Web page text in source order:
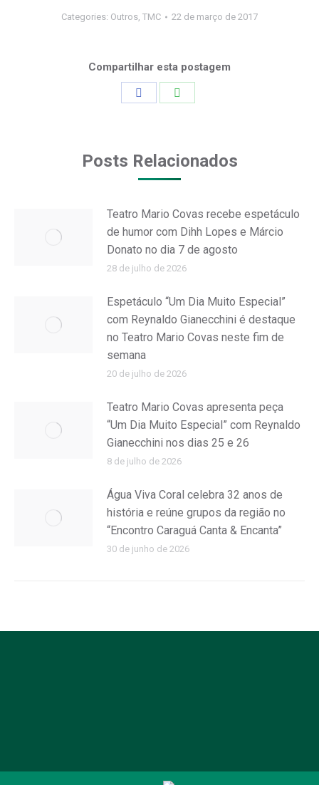
Categories: Outros, TMC 22 de março de 2017
Compartilhar esta postagem
Posts Relacionados
Teatro Mario Covas recebe espetáculo
de humor com Dihh Lopes e Márcio
Donato no dia 7 de agosto
28 de julho de 2026
Espetáculo “Um Dia Muito Especial”
com Reynaldo Gianecchini é destaque
no Teatro Mario Covas neste fim de
semana
20 de julho de 2026
Teatro Mario Covas apresenta peça
“Um Dia Muito Especial” com Reynaldo
Gianecchini nos dias 25 e 26
8 de julho de 2026
Água Viva Coral celebra 32 anos de
história e reúne grupos da região no
“Encontro Caraguá Canta & Encanta”
30 de junho de 2026